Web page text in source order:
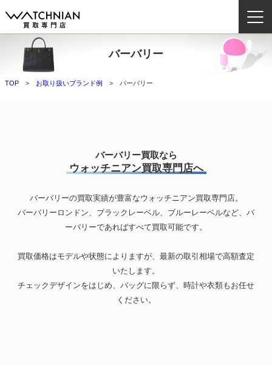
ウォッチニアン買取専門店とは？
ブランドから探す
査定方法
お問い合わせ
0120-954-800
バーバリー
TOP お取り扱いブランド例 バーバリー
バーバリー買取なら
ウォッチニアン買取専門店へ
バーバリーの買取実績が豊富なウォッチニアン買取専門店。
バーバリーロンドン、ブラックレーベル、ブルーレーベルなど、バ
ーバリーであればすべて買取可能です。
買取価格はモデルや状態によりますが、最新の取引相場で高額査定
いたします。
チェックデザインをはじめ、バッグに限らず、時計や衣類もお任せ
ください。